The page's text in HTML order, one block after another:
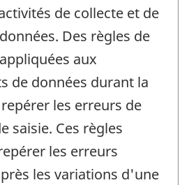
de collecte et de
Des règles de
aux
de données durant la
les erreurs de
saisie. Ces règles
les erreurs
les variations d'une